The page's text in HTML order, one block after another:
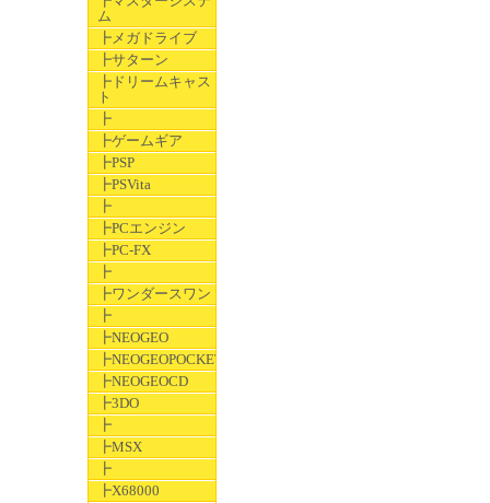
ム
┣メガドライブ
┣サターン
┣ドリームキャス
ト
┣
┣ゲームギア
┣PSP
┣PSVita
┣
┣PCエンジン
┣PC-FX
┣
┣ワンダースワン
┣
┣NEOGEO
┣NEOGEOPOCKET
┣NEOGEOCD
┣3DO
┣
┣MSX
┣
┣X68000